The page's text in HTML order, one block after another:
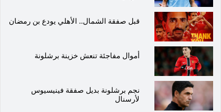
قبل صفقة الشمال.. الأهلي يودع بن رمضان
أموال مفاجئة تنعش خزينة برشلونة
نجم برشلونة بديل صفقة فينيسيوس
لأرسنال